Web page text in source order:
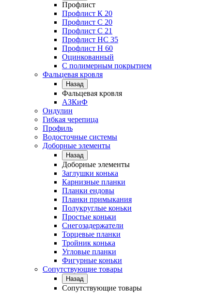
Профлист
Профлист К 20
Профлист С 20
Профлист C 21
Профлист НС 35
Профлист Н 60
Оцинкованный
С полимерным покрытием
Фальцевая кровля
Назад
Фальцевая кровля
АЗКиФ
Ондулин
Гибкая черепица
Профиль
Водосточные системы
Доборные элементы
Назад
Доборные элементы
Заглушки конька
Карнизные планки
Планки ендовы
Планки примыкания
Полукруглые коньки
Простые коньки
Снегозадержатели
Торцевые планки
Тройник конька
Угловые планки
Фигурные коньки
Сопутствующие товары
Назад
Сопутствующие товары